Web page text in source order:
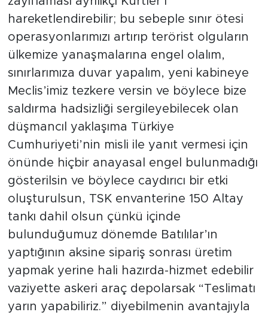
hareketlendirebilir; bu sebeple sınır ötesi
operasyonlarımızı artırıp terörist olguların
ülkemize yanaşmalarına engel olalım,
sınırlarımıza duvar yapalım, yeni kabineye
Meclis’imiz tezkere versin ve böylece bize
saldırma hadsizliği sergileyebilecek olan
düşmancıl yaklaşıma Türkiye
Cumhuriyeti’nin misli ile yanıt vermesi için
önünde hiçbir anayasal engel bulunmadığı
gösterilsin ve böylece caydırıcı bir etki
oluşturulsun, TSK envanterine 150 Altay
tankı dahil olsun çünkü içinde
bulunduğumuz dönemde Batılılar’ın
yaptığının aksine sipariş sonrası üretim
yapmak yerine hali hazırda-hizmet edebilir
vaziyette askeri araç depolarsak “Teslimatı
yarın yapabiliriz.” diyebilmenin avantajıyla